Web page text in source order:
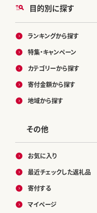
目的別に探す
ランキングから探す
特集・キャンペーン
カテゴリーから探す
寄付金額から探す
地域から探す
その他
お気に入り
最近チェックした返礼品
寄付する
マイページ